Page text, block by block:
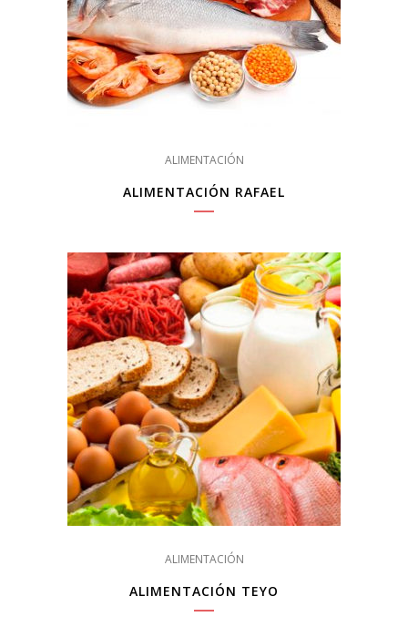
ALIMENTACIÓN
ALIMENTACIÓN RAFAEL
ALIMENTACIÓN
ALIMENTACIÓN TEYO